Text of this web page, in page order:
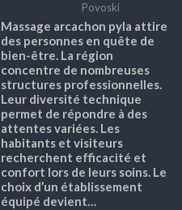
Povoski
Massage arcachon pyla attire
des personnes en quête de
bien-être. La région
concentre de nombreuses
structures professionnelles.
Leur diversité technique
permet de répondre à des
attentes variées. Les
habitants et visiteurs
recherchent efficacité et
confort lors de leurs soins. Le
choix d’un établissement
équipé devient…